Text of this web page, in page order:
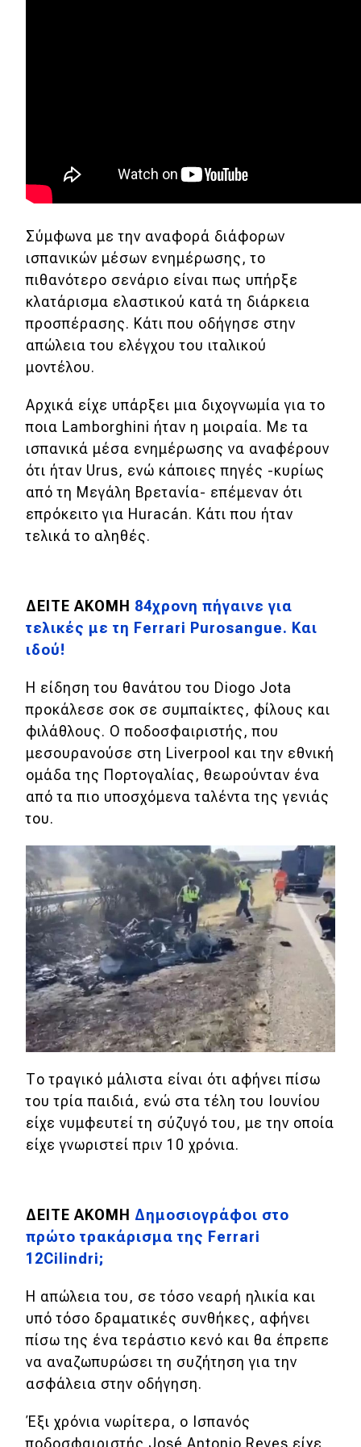
Αγώνες
WRC
Motorsport
Eco
Νέα
Τεχνολογία
Mobility
Σταθμοί φόρτισης
Classic
Παρουσιάσεις
DRIVE Away
MOTO
Μεταχειρισμένο
Οδηγός αγοράς
Συμβουλές
Χρηστικά
Συμβουλές
ΚΤΕΟ
Οδική βοήθεια
eDRIVE
DRIVE USED
Σύμφωνα με την αναφορά διάφορων
ισπανικών μέσων ενημέρωσης, το
πιθανότερο σενάριο είναι πως υπήρξε
κλατάρισμα ελαστικού κατά τη διάρκεια
προσπέρασης. Κάτι που οδήγησε στην
απώλεια του ελέγχου του ιταλικού
μοντέλου.
Αρχικά είχε υπάρξει μια διχογνωμία για το
ποια Lamborghini ήταν η μοιραία. Με τα
ισπανικά μέσα ενημέρωσης να αναφέρουν
ότι ήταν Urus, ενώ κάποιες πηγές -κυρίως
από τη Μεγάλη Βρετανία- επέμεναν ότι
επρόκειτο για Huracán. Κάτι που ήταν
τελικά το αληθές.
ΔΕΙΤΕ ΑΚΟΜΗ 84χρονη πήγαινε για
τελικές με τη Ferrari Purosangue. Και
ιδού!
Η είδηση του θανάτου του Diogo Jota
προκάλεσε σοκ σε συμπαίκτες, φίλους και
φιλάθλους. Ο ποδοσφαιριστής, που
μεσουρανούσε στη Liverpool και την εθνική
ομάδα της Πορτογαλίας, θεωρούνταν ένα
από τα πιο υποσχόμενα ταλέντα της γενιάς
του.
Το τραγικό μάλιστα είναι ότι αφήνει πίσω
του τρία παιδιά, ενώ στα τέλη του Ιουνίου
είχε νυμφευτεί τη σύζυγό του, με την οποία
είχε γνωριστεί πριν 10 χρόνια.
ΔΕΙΤΕ ΑΚΟΜΗ Δημοσιογράφοι στο
πρώτο τρακάρισμα της Ferrari
12Cilindri;
Η απώλεια του, σε τόσο νεαρή ηλικία και
υπό τόσο δραματικές συνθήκες, αφήνει
πίσω της ένα τεράστιο κενό και θα έπρεπε
να αναζωπυρώσει τη συζήτηση για την
ασφάλεια στην οδήγηση.
Έξι χρόνια νωρίτερα, ο Ισπανός
ποδοσφαιριστής José Antonio Reyes είχε